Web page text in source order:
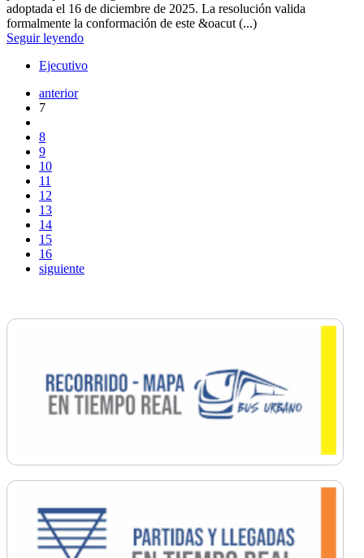
adoptada el 16 de diciembre de 2025. La resolución valida
formalmente la conformación de este &oacut (...)
Seguir leyendo
Ejecutivo
anterior
7
8
9
10
11
12
13
14
15
16
siguiente